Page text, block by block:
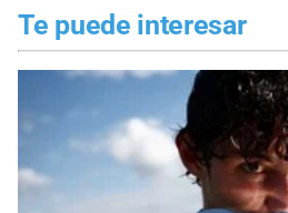
Te puede interesar